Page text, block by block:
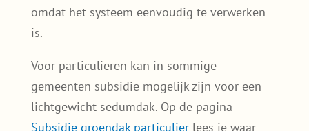
omdat het systeem eenvoudig te verwerken
is.
Voor particulieren kan in sommige
gemeenten subsidie mogelijk zijn voor een
lichtgewicht sedumdak. Op de pagina
Subsidie groendak particulierlees je waar